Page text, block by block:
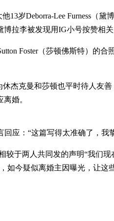
13岁Deborra-Lee Furness（
拉李被发现用IG小号按赞相关
Foster（莎顿佛斯特）的
杰克曼和莎顿也平时待人友
婚。
应：“这篇写得太准确了，我
于两人共同发的声明“我们
今疑似离婚主因曝光，让这